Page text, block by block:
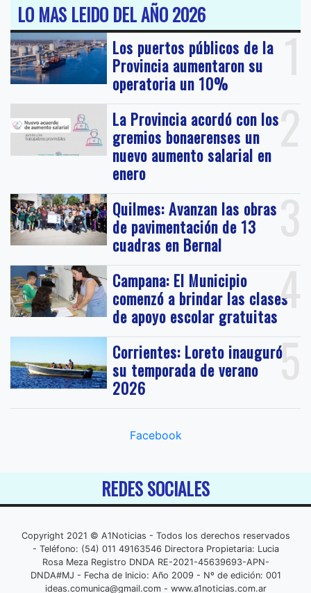
LO MAS LEIDO DEL AÑO 2026
1
Los puertos públicos de la
Provincia aumentaron su
operatoria un 10%
2
La Provincia acordó con los
gremios bonaerenses un
nuevo aumento salarial en
enero
3
Quilmes: Avanzan las obras
de pavimentación de 13
cuadras en Bernal
4
Campana: El Municipio
comenzó a brindar las clases
de apoyo escolar gratuitas
5
Corrientes: Loreto inauguró
su temporada de verano
2026
Facebook
REDES SOCIALES
Copyright 2021 © A1Noticias - Todos los derechos reservados
- Teléfono: (54) 011 49163546 Directora Propietaria: Lucia
Rosa Meza Registro DNDA RE-2021-45639693-APN-
DNDA#MJ - Fecha de Inicio: Año 2009 - Nº de edición: 001
ideas.comunica@gmail.com- www.a1noticias.com.ar